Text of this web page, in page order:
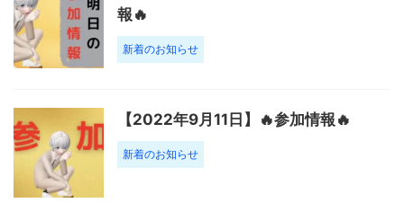
報🔥
新着のお知らせ
【2022年9月11日】🔥参加情報🔥
新着のお知らせ